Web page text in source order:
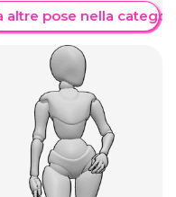
altre pose nella